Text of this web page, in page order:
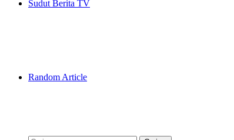
Sudut Berita TV
Random Article